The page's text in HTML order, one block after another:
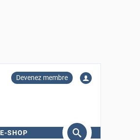
Devenez membre
E-SHOP